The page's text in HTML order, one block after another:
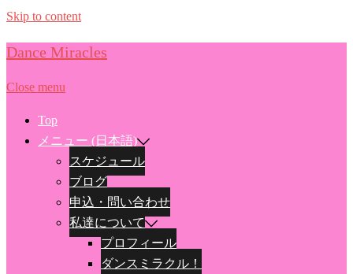
Skip to content
Dance Miracles
Close menu
Top
メニュー (日本語)
スケジュール
ブログ
申込・問い合わせ
私達について
プロフィール
ダンスミラクル！